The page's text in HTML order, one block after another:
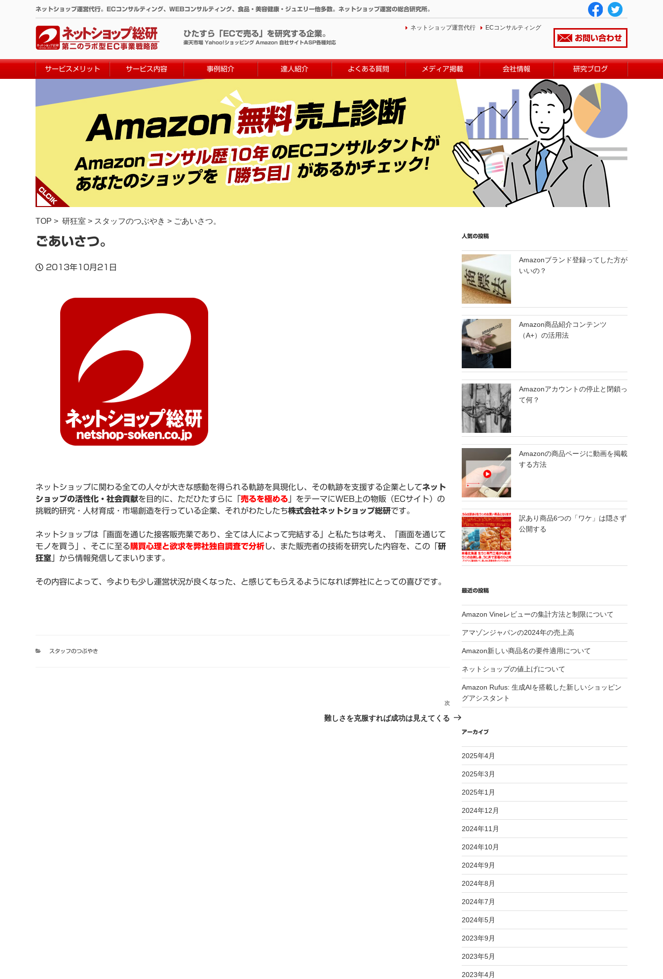
へ
ネットショップ運営代行。ECコンサルティング、WEBコンサルティング、食品・美容健康・ジュエリー他多数。ネットショップ運営の総合研究所。
ひたすら「ECで売る」を研究する企業。
楽天市場 Yahoo!ショッピング Amazon 自社サイトASP各種対応
ネットショップ運営代行 ECコンサルティング
お問い合わせ
サービスメリット サービス内容 事例紹介 達人紹介 よくある質問 メディア掲載 会社情報 研究ブログ
TOP > 研狂室 > スタッフのつぶやき > ごあいさつ。
ごあいさつ。
2013年10月21日
ネットショップに関わる全ての人々が大きな感動を得られる軌跡を具現化し、その軌跡を支援する企業としてネット
ショップの活性化・社会貢献を目的に、ただひたすらに「売るを極める 」をテーマにWEB上の物販（ECサイト）の
挑戦的研究・人材育成・市場創造を行っている企業、それがわたしたち株式会社ネットショップ総研です。
ネットショップは「画面を通じた接客販売業であり、全ては人によって完結する」と私たちは考え、「画面を通じて
モノを買う」、そこに至る購買心理と欲求を弊社独自調査で分析し、また販売者の技術を研究した内容を、この「研
狂室 」から情報発信してまいります。
その内容によって、今よりも少し運営状況が良くなった、と感じてもらえるようになれば弊社にとっての喜びです。
カ
スタッフのつぶやき
の
次
難しさを克服すれば成功は見えてくる
人気の投稿
Amazonブランド登録ってした方が
いいの？
Amazon商品紹介コンテンツ
（A+）の活用法
Amazonアカウントの停止と閉鎖っ
て何？
Amazonの商品ページに動画を掲載
する方法
訳あり商品6つの「ワケ」は隠さず
公開する
最近の投稿
Amazon Vineレビューの集計方法と制限について
アマゾンジャパンの2024年の売上高
Amazon新しい商品名の要件適用について
ネットショップの値上げについて
Amazon Rufus: 生成AIを搭載した新しいショッピン
グアシスタント
アーカイブ
2025年4月
2025年3月
2025年1月
2024年12月
2024年11月
2024年10月
2024年9月
2024年8月
2024年7月
2024年5月
2023年9月
2023年5月
2023年4月